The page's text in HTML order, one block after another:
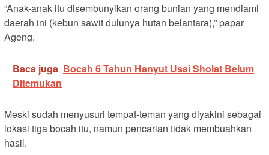
“Anak-anak itu disembunyikan orang bunian yang mendiami
daerah ini (kebun sawit dulunya hutan belantara),” papar
Ageng.
Baca juga Bocah 6 Tahun Hanyut Usai Sholat Belum
Ditemukan
Meski sudah menyusuri tempat-teman yang diyakini sebagai
lokasi tiga bocah itu, namun pencarian tidak membuahkan
hasil.